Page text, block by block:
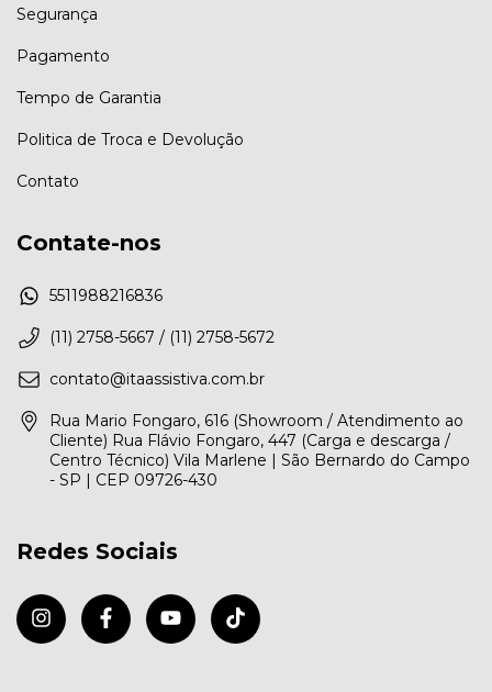
Segurança
Pagamento
Tempo de Garantia
Politica de Troca e Devolução
Contato
Contate-nos
5511988216836
(11) 2758-5667 / (11) 2758-5672
contato@itaassistiva.com.br
Rua Mario Fongaro, 616 (Showroom / Atendimento ao
Cliente) Rua Flávio Fongaro, 447 (Carga e descarga /
Centro Técnico) Vila Marlene | São Bernardo do Campo
- SP | CEP 09726-430
Redes Sociais